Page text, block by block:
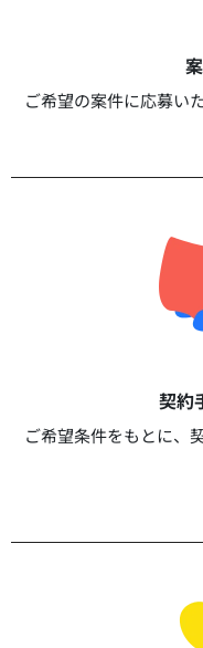
ご希望の案件に応募い
契約
ご希望条件をもとに、